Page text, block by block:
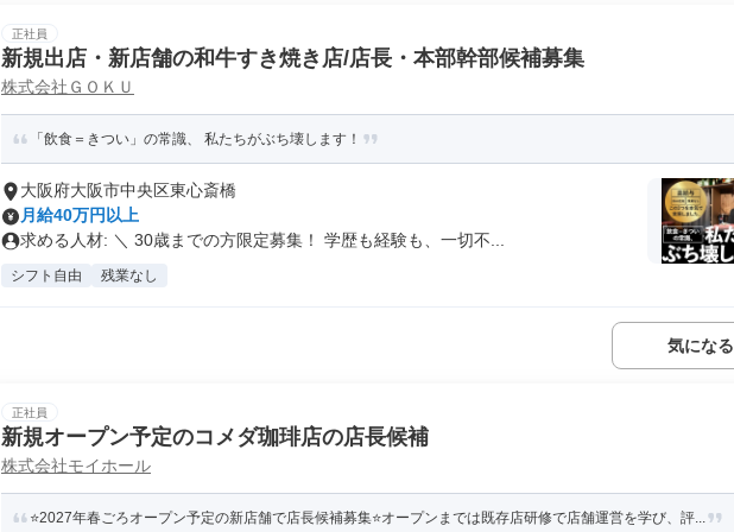
正社員
新規出店・新店舗の和牛すき焼き店/店長・本部幹部候補募集
株式会社ＧＯＫＵ
「飲食＝きつい」の常識、 私たちがぶち壊します！
大阪府大阪市中央区東心斎橋
月給40万円以上
求める人材: ＼ 30歳までの方限定募集！ 学歴も経験も、一切不...
シフト自由 残業なし
気になる
正社員
新規オープン予定のコメダ珈琲店の店長候補
株式会社モイホール
⭐2027年春ごろオープン予定の新店舗で店長候補募集⭐オープンまでは既存店研修で店舗運営を学び、評...